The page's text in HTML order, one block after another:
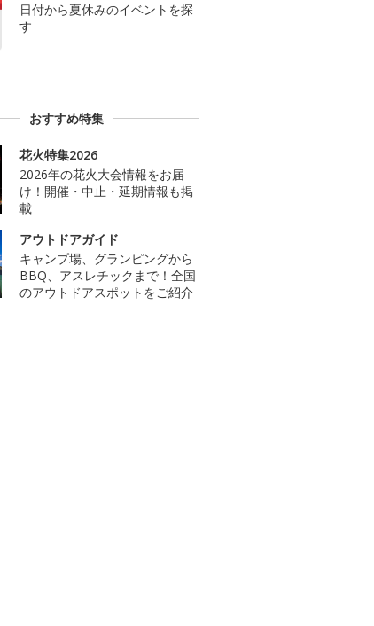
日付から夏休みのイベントを探
す
おすすめ特集
花火特集2026
2026年の花火大会情報をお届
け！開催・中止・延期情報も掲
載
アウトドアガイド
キャンプ場、グランピングから
BBQ、アスレチックまで！全国
のアウトドアスポットをご紹介